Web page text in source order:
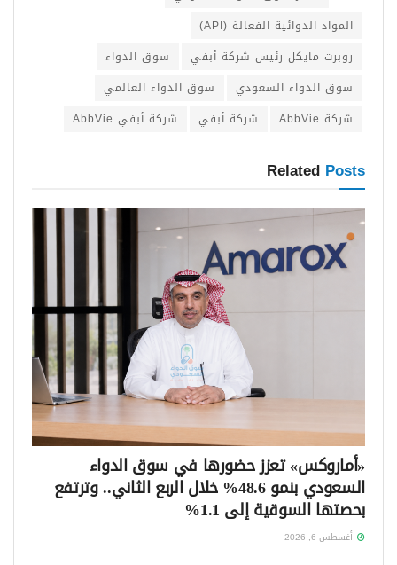
المواد الدوائية الفعالة (API)
روبرت مايكل رئيس شركة أبفي
سوق الدواء
سوق الدواء السعودي
سوق الدواء العالمي
شركة AbbVie
شركة أبفي شركة أبفي AbbVie
Related Posts
«أماروكس» تعزز حضورها في سوق الدواء
السعودي بنمو 48.6% خلال الربع الثاني.. وترتفع
بحصتها السوقية إلى 1.1%
أغسطس 6, 2026